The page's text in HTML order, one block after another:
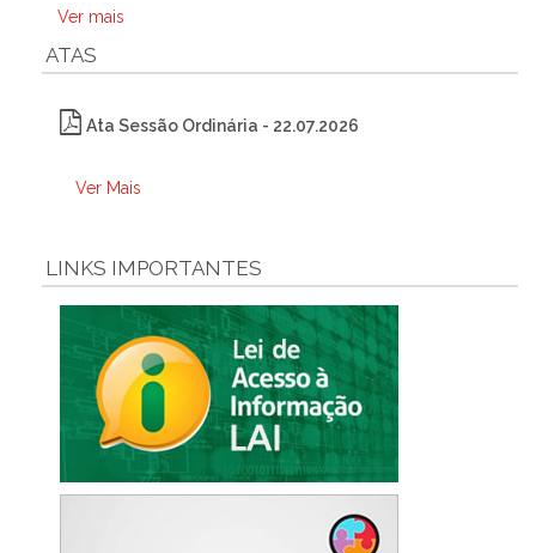
Ver mais
ATAS
Ata Sessão Ordinária - 22.07.2026
Ver Mais
LINKS IMPORTANTES